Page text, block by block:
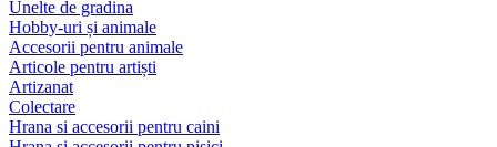
Unelte de gradina
Hobby-uri și animale
Accesorii pentru animale
Articole pentru artiști
Artizanat
Colectare
Hrana si accesorii pentru caini